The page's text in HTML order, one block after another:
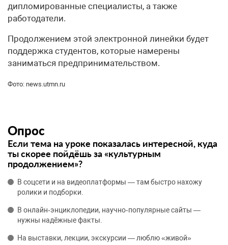
дипломированные специалисты, а также
работодатели.
Продолжением этой электронной линейки будет
поддержка студентов, которые намерены
заниматься предпринимательством.
Фото: news.utmn.ru
Опрос
Если тема на уроке показалась интересной, куда
ты скорее пойдёшь за «культурным
продолжением»?
В соцсети и на видеоплатформы — там быстро нахожу
ролики и подборки.
В онлайн‑энциклопедии, научно‑популярные сайты —
нужны надёжные факты.
На выставки, лекции, экскурсии — люблю «живой»